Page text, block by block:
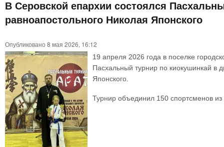
В Серовской епархии состоялся
равноапостольного Николая Японского
Опубликовано 8 мая 2026, 16:12
19 апреля 2026 года в поселке
Пасхальный турнир по киокушинкай в
Японского.
Турнир объединил 150 спортсменов